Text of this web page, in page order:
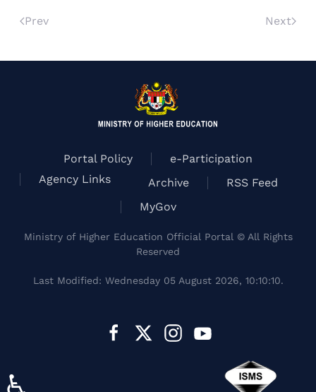
Prev Next
Portal Policy
e-Participation
Agency Links
Archive
RSS Feed
MyGov
Ministry of Higher Education Official Portal © All Rights
Reserved
Last Modified: Wednesday 05 August 2026, 10:10:10.